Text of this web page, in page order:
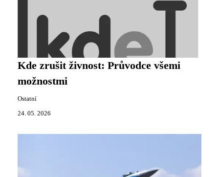
Kde zrušit živnost: Průvodce všemi
možnostmi
Ostatní
24. 05. 2026